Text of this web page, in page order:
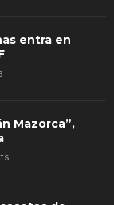
entra en
Mazorca”,